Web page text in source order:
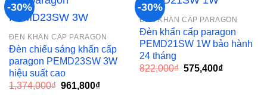
-30%
wishlist
ĐÈN KHẨN CẤP PARAGON
Đèn chiếu sáng khẩn cấp
paragon PEMD23SW 3W
hiệu suất cao
1,374,000₫ Giá
961,800₫Giá
-30%
Add to
wishlist
ĐÈN KHẨN CẤP PARAGON
Đèn khẩn cấp paragon
PEMD21SW 1W bảo hành
24 tháng
822,000₫ Giá
575,400₫Giá